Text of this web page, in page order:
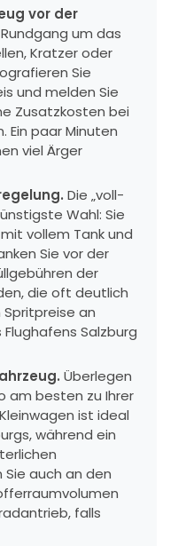
vor der
um das
Kratzer oder
Sie
und melden Sie
Zusatzkosten bei
Ein paar Minuten
viel Ärger
Die „voll-
Wahl: Sie
vollem Tank und
Sie vor der
der
die oft deutlich
an
Salzburg
Überlegen
am besten zu Ihrer
ist ideal
während ein
auch an den
falls